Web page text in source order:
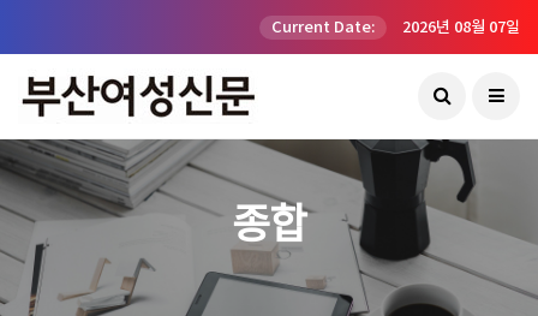
Current Date: 2026년 08월 07일
종합